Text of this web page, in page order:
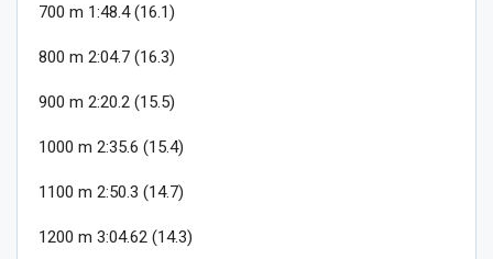
700 m 1:48.4 (16.1)
800 m 2:04.7 (16.3)
900 m 2:20.2 (15.5)
1000 m 2:35.6 (15.4)
1100 m 2:50.3 (14.7)
1200 m 3:04.62 (14.3)